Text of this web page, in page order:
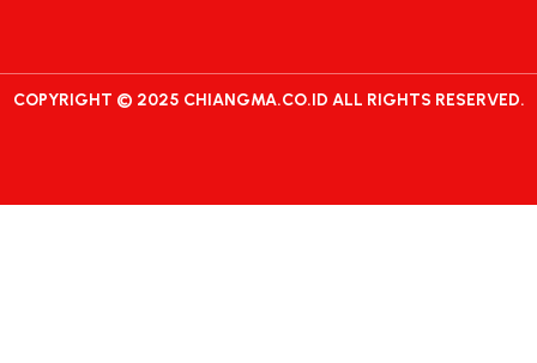
COPYRIGHT © 2025 CHIANGMA.CO.ID ALL RIGHTS RESERVED.